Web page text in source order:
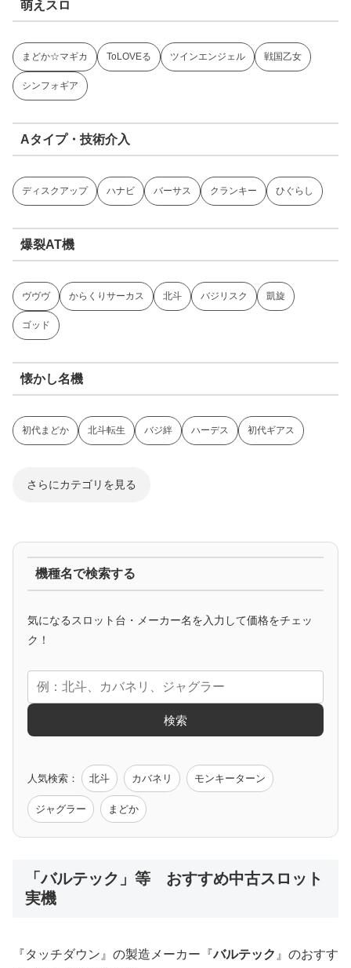
萌えスロ
まどか☆マギカ ToLOVEる ツインエンジェル 戦国乙女
シンフォギア
Aタイプ・技術介入
ディスクアップ ハナビ バーサス クランキー ひぐらし
爆裂AT機
ヴヴヴ からくりサーカス 北斗 バジリスク 凱旋
ゴッド
懐かし名機
初代まどか 北斗転生 バジ絆 ハーデス 初代ギアス
さらにカテゴリを見る
アニメタイアップ
エヴァ コードギアス 化物語 炎炎ノ消防隊
モンハン バイオ ペルソナ
値下げ台
機種名で検索する
気になるスロット台・メーカー名を入力して価格をチェッ
ク！
検索
人気検索： 北斗 カバネリ モンキーターン
ジャグラー まどか
「バルテック」等 おすすめ中古スロット
実機
『タッチダウン』の製造メーカー『バルテック 』のおすす